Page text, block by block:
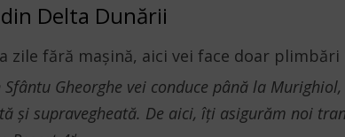
Delta Dunării
zile fără mașină, aici vei face doar plimbări
Gheorghe vei conduce până la
și supravegheată. De aici, îți asigurăm noi